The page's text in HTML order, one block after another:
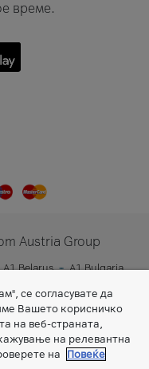
време.
Austria Group
A1 Belarus
A1 Bulgaria
се согласувате да
Вашето корисничко
на веб-страната,
на релевантна
на
Повеќе